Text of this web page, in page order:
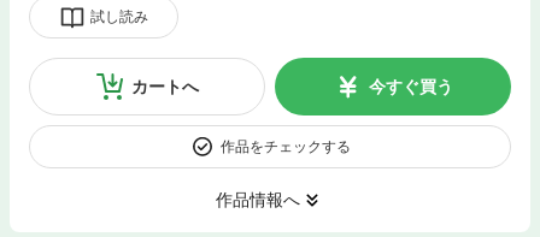
試し読み
カートへ 今すぐ買う
作品をチェックする
作品情報へ